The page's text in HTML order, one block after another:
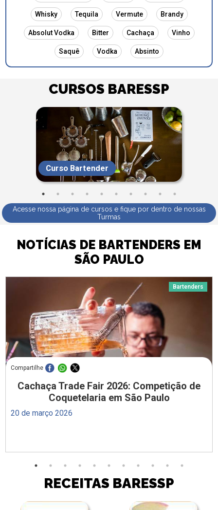
Whisky Tequila Vermute Brandy
Absolut Vodka Bitter Cachaça Vinho
Saquê Vodka Absinto
CURSOS BARESSP
Curso Bartender
Acesse nossa página de cursos e fique por dentro de nossas
Turmas
NOTÍCIAS DE BARTENDERS EM
SÃO PAULO
Bartenders
Compartilhe
Cachaça Trade Fair 2026: Competição de
Coquetelaria em São Paulo
20 de março 2026
RECEITAS BARESSP